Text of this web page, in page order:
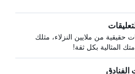
حقيقية من ملايين النزلاء، مثلك
المثالية بكل ثقة!